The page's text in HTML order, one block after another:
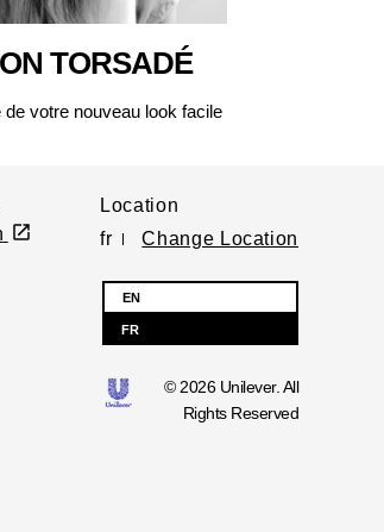
TORSADÉ
votre nouveau look facile
Location
fr
Change Location
EN
FR
© 2026 Unilever. All
Rights Reserved